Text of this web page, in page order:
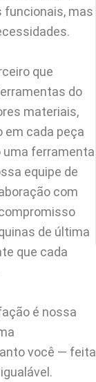
funcionais, mas
que
do
materiais,
em cada peça
uma ferramenta
equipe de
com
de última
que cada
é nossa
você — feita